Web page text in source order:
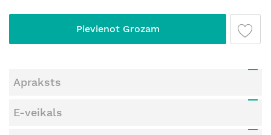
Pievienot Grozam
Apraksts
E-veikals